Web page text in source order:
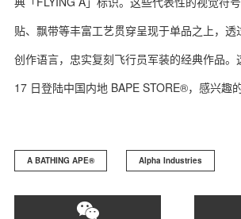
贴、飘带等丰富工艺贯穿呈现于单品之上，
创作语言，忠实复刻飞行员军装的经典作品。
17 日登陆中国内地 BAPE STORE®，感兴趣
A BATHING APE®️ Alpha Industries